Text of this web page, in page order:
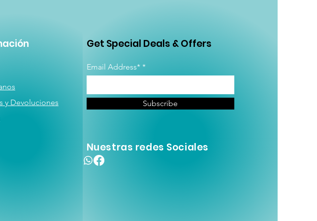
y Devoluciones
Get Special Deals & Offers
Email Address*
Subscribe
Nuestras redes Sociales